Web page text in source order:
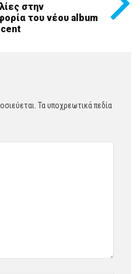
στην
του νέου album
Τα υποχρεωτικά πεδία